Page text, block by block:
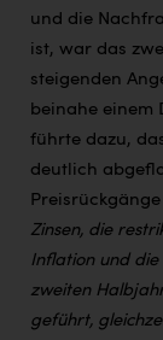
und die
ist, war das
steigenden
beinahe einem
führte dazu,
deutlich
Zinsen, die
Inflation und die
zweiten
geführt,